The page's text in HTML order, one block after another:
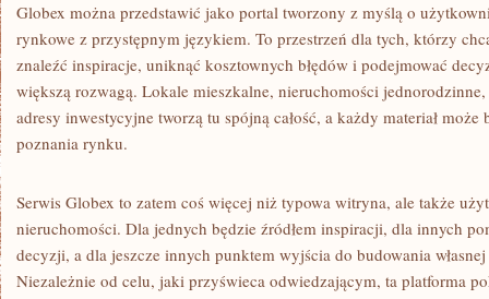
Globex można przedstawić jako portal tworzony z myślą o
rynkowe z przystępnym językiem. To przestrzeń dla tych, którzy
znaleźć inspiracje, uniknąć kosztownych błędów i podejmować
większą rozwagą. Lokale mieszkalne, nieruchomości
adresy inwestycyjne tworzą tu spójną całość, a każdy materiał
poznania rynku.
Serwis Globex to zatem coś więcej niż typowa witryna, ale także
nieruchomości. Dla jednych będzie źródłem inspiracji, dla innych
decyzji, a dla jeszcze innych punktem wyjścia do budowania
Niezależnie od celu, jaki przyświeca odwiedzającym, ta platforma